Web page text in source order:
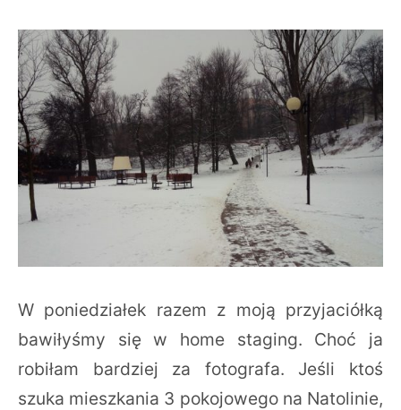
W poniedziałek razem z moją przyjaciółką
bawiłyśmy się w home staging. Choć ja
robiłam bardziej za fotografa. Jeśli ktoś
szuka mieszkania 3 pokojowego na Natolinie,